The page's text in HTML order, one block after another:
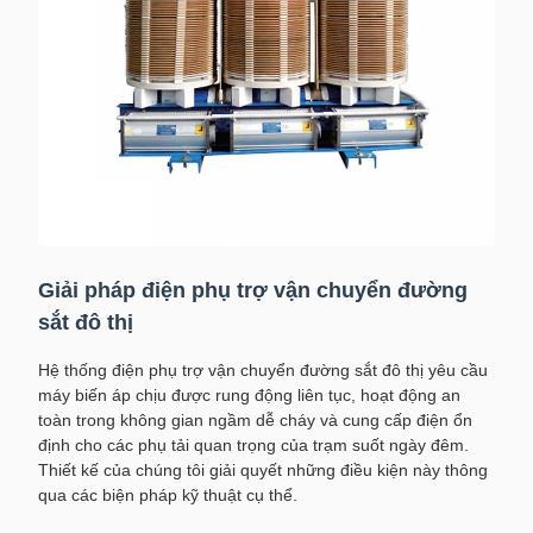
Giải pháp điện phụ trợ vận chuyển đường
sắt đô thị
Hệ thống điện phụ trợ vận chuyển đường sắt đô thị yêu cầu
máy biến áp chịu được rung động liên tục, hoạt động an
toàn trong không gian ngầm dễ cháy và cung cấp điện ổn
định cho các phụ tải quan trọng của trạm suốt ngày đêm.
Thiết kế của chúng tôi giải quyết những điều kiện này thông
qua các biện pháp kỹ thuật cụ thể.